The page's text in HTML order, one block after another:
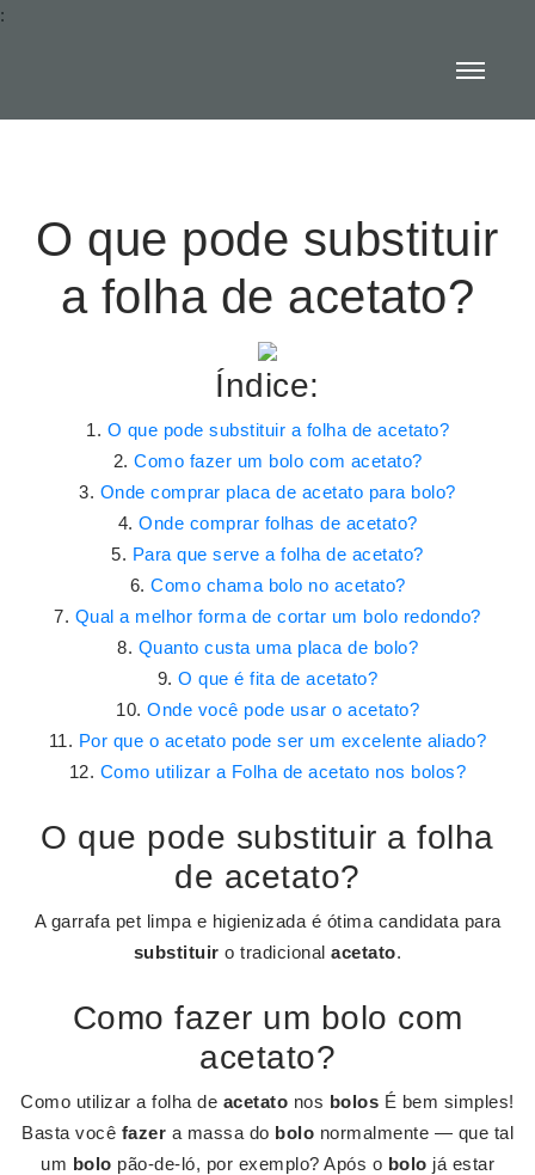
:
O que pode substituir
a folha de acetato?
Índice:
O que pode substituir a folha de acetato?
Como fazer um bolo com acetato?
Onde comprar placa de acetato para bolo?
Onde comprar folhas de acetato?
Para que serve a folha de acetato?
Como chama bolo no acetato?
Qual a melhor forma de cortar um bolo redondo?
Quanto custa uma placa de bolo?
O que é fita de acetato?
Onde você pode usar o acetato?
Por que o acetato pode ser um excelente aliado?
Como utilizar a Folha de acetato nos bolos?
O que pode substituir a folha
de acetato?
A garrafa pet limpa e higienizada é ótima candidata para
substituir o tradicionalacetato.
Como fazer um bolo com
acetato?
Como utilizar a folha de acetato nos bolos É bem simples!
Basta você fazer a massa do bolo normalmente — que tal
um bolo pão-de-ló, por exemplo? Após o bolo já estar